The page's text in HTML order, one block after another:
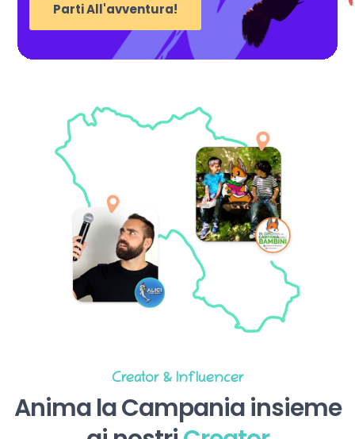
Parti All'avventura!
Creator & Influencer
Anima la Campania insieme